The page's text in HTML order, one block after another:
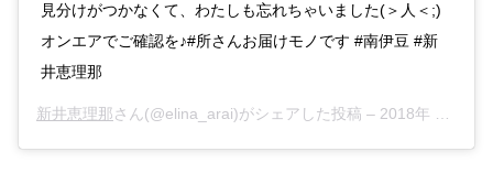
見分けがつかなくて、わたしも忘れちゃいました(＞人＜;)
オンエアでご確認を♪#所さんお届けモノです #南伊豆 #新
井恵理那
新井恵理那さん(@elina_arai)がシェアした投稿 – 2018年 9月月15日午後10時17分PDT